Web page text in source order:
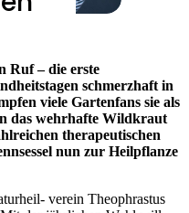
Ruf – die erste
schmerzhaft in
viele Gartenfans sie als
das wehrhafte Wildkraut
therapeutischen
nun zur Heilpflanze
verein Theophrastus